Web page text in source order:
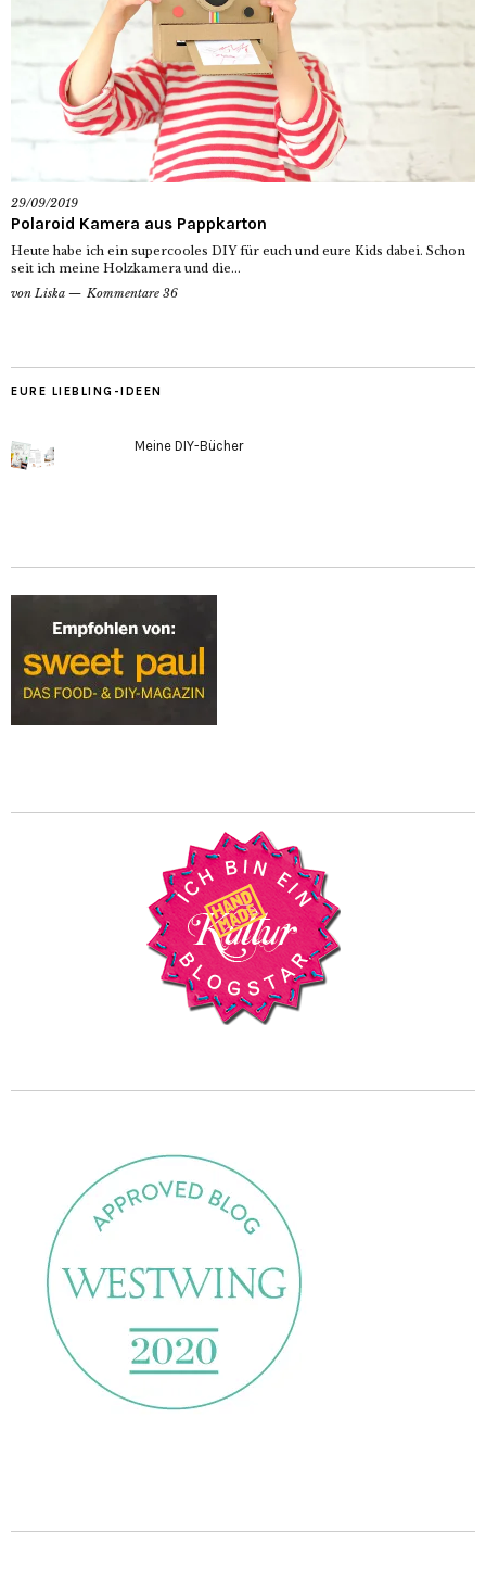
29/09/2019
Polaroid Kamera aus Pappkarton
Heute habe ich ein supercooles DIY für euch und eure Kids dabei. Schon
seit ich meine Holzkamera und die...
von Liska Kommentare 36
EURE LIEBLING-IDEEN
Meine DIY-Bücher